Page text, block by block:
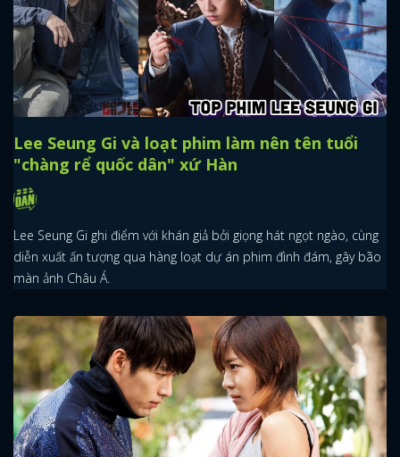
Lee Seung Gi và loạt phim làm nên tên tuổi
"chàng rể quốc dân" xứ Hàn
Lee Seung Gi ghi điểm với khán giả bởi giọng hát ngọt ngào, cùng
diễn xuất ấn tượng qua hàng loạt dự án phim đình đám, gây bão
màn ảnh Châu Á.